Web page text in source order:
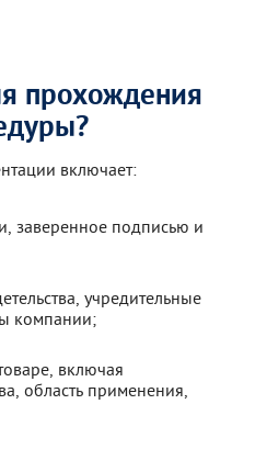
прохождения
включает:
заверенное подписью и
учредительные
компании;
включая
область применения,